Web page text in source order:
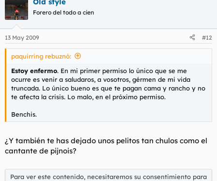
Forero del todo a cien
13 May 2009 #12
paquirring rebuznó:
Estoy enfermo. En mi primer permiso lo único que se me
ocurre es venir a saludaros, a vosotros, gérmen de mi vida
truncada. Lo único bueno es que te pagan cama y rancho y no
te afecta la crisis. Lo malo, en el próximo permiso.
Benchis.
¿Y también te has dejado unos pelitos tan chulos como el
cantante de pijnois?
Para ver este contenido, necesitaremos su consentimiento para